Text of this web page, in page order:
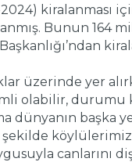
2024) kiralanması
Bunun 164
üzerinde yer
olabilir, durumu
dünyanın başka
canlarını